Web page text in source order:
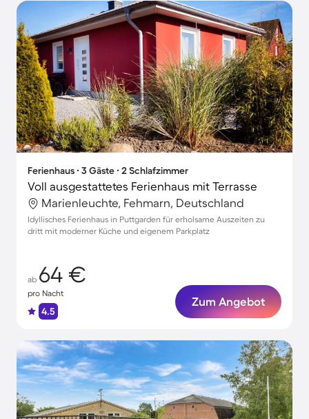
Ferienhaus ∙ 3 Gäste ∙ 2 Schlafzimmer
Voll ausgestattetes Ferienhaus mit Terrasse
Marienleuchte, Fehmarn, Deutschland
Idyllisches Ferienhaus in Puttgarden für erholsame Auszeiten zu
dritt mit moderner Küche und eigenem Parkplatz
ab 64 €
pro Nacht
4.5
Zum Angebot